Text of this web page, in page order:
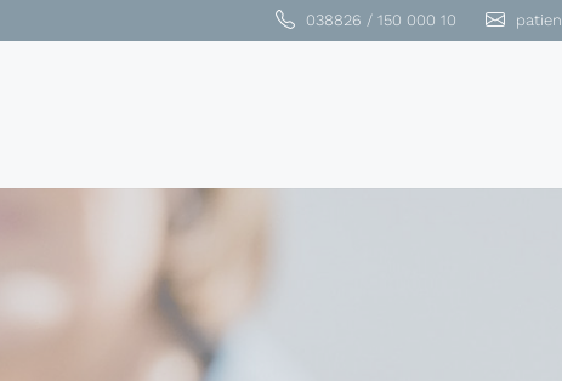
038826 / 150 000 10